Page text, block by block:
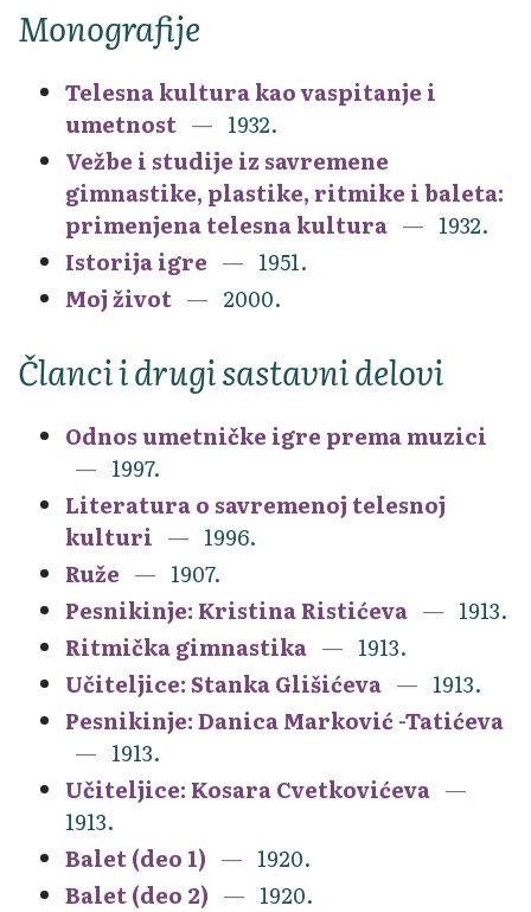
Monografije
Telesna kultura kao vaspitanje i
umetnost
1932.
Vežbe i studije iz savremene
gimnastike, plastike, ritmike i baleta:
primenjena telesna kultura
1932.
Istorija igre
1951.
Moj život
2000.
Članci i drugi sastavni delovi
Odnos umetničke igre prema muzici
1997.
Literatura o savremenoj telesnoj
kulturi
1996.
Ruže
1907.
Pesnikinje: Kristina Ristićeva
1913.
Ritmička gimnastika
1913.
Učiteljice: Stanka Glišićeva
1913.
Pesnikinje: Danica Marković -Tatićeva
1913.
Učiteljice: Kosara Cvetkovićeva
1913.
Balet (deo 1)
1920.
Balet (deo 2)
1920.